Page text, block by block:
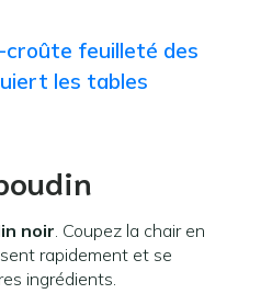
croûte feuilleté des
les tables
noir. Coupez la chair en
rapidement et se
ingrédients.